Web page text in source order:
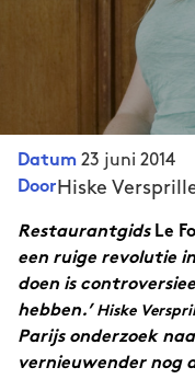
Datum 23 juni 2014
Door Hiske
Restaurantgids Le
een ruige revolutie
doen is
hebben.’ Hiske
Parijs onderzoek
vernieuwender nog